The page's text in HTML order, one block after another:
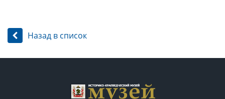
Назад в список